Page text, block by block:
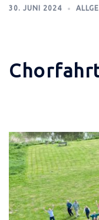
30. JUNI 2024